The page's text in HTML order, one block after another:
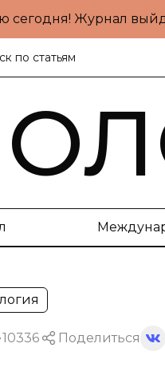
сегодня! Журнал
10336 Поделиться